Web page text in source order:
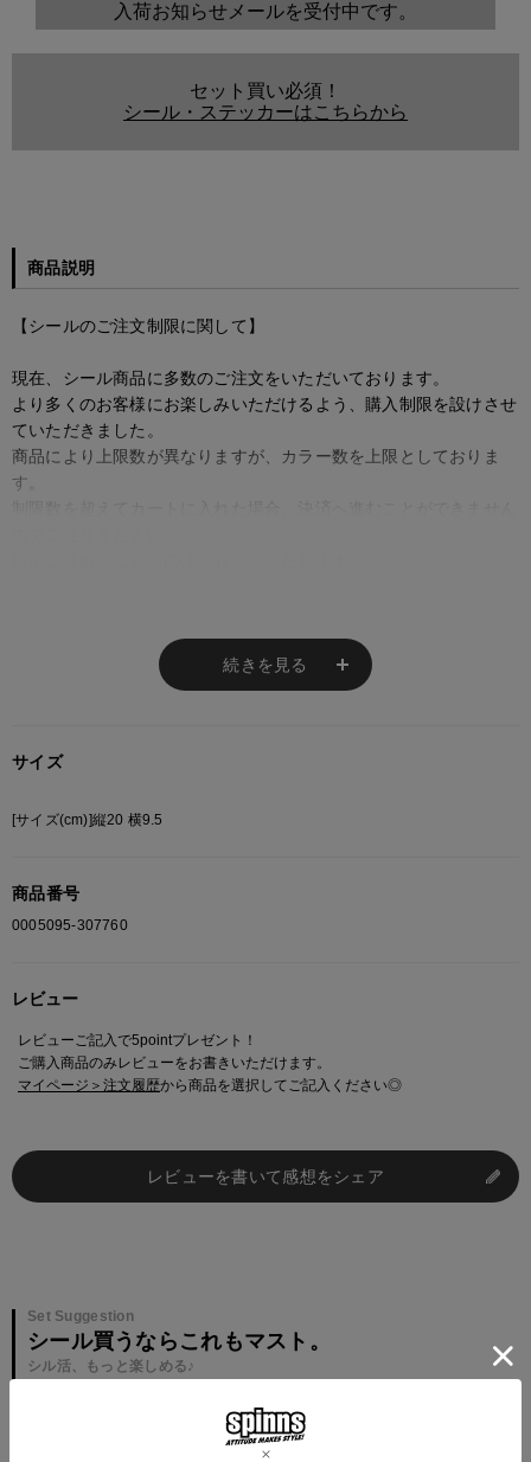
入荷お知らせメールを受付中です。
セット買い必須！
シール・ステッカーはこちらから
商品説明
【シールのご注文制限に関して】
現在、シール商品に多数のご注文をいただいております。
より多くのお客様にお楽しみいただけるよう、購入制限を設けさせ
ていただきました。
商品により上限数が異なりますが、カラー数を上限としておりま
す。
モニターの設定状況によって、実際の商品と 若干色が異なる場合がございま
総柄の商品は使用している生地の部分によって 写真と異なる場合がございま
ご迷惑をお掛け致しますが 何卒ご了承下さいますようお願い致します。
続きを見る
サイズ
[サイズ(cm)]縦20 横9.5
商品番号
0005095-307760
レビュー
レビューご記入で5pointプレゼント！
ご購入商品のみレビューをお書きいただけます。
マイページ＞注文履歴から商品を選択してご記入ください◎
レビューを書いて感想をシェア
Set Suggestion
シール買うならこれもマスト。
シル活、もっと楽しめる♪